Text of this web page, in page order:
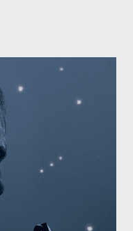
e perfino di esistere,
una via d’uscita, una
nel trovare respiro
Il brano è anche una
il suo nuovo percorso